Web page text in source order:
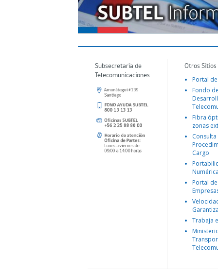
Subsecretaría de
Telecomunicaciones
Otros
Portal
Fondo
Fibra
zonas
Consulta
Cargo
Portal
Trabaja